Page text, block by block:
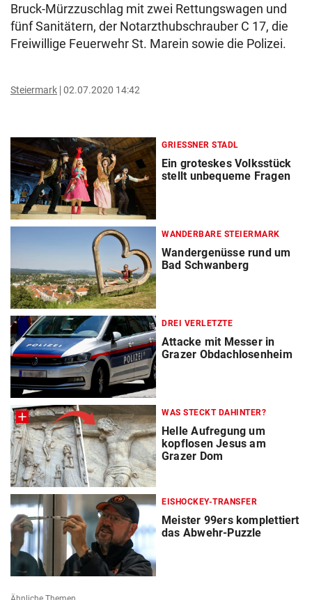
Bruck-Mürzzuschlag mit zwei Rettungswagen und
fünf Sanitätern, der Notarzthubschrauber C 17, die
Freiwillige Feuerwehr St. Marein sowie die Polizei.
Steiermark 02.07.2020 14:42
GRIESSNER STADL
Ein groteskes Volksstück
stellt unbequeme Fragen
WANDERBARE STEIERMARK
Wandergenüsse rund um
Bad Schwanberg
DREI VERLETZTE
Attacke mit Messer in
Grazer Obdachlosenheim
WAS STECKT DAHINTER?
Helle Aufregung um
kopflosen Jesus am
Grazer Dom
EISHOCKEY-TRANSFER
Meister 99ers komplettiert
das Abwehr-Puzzle